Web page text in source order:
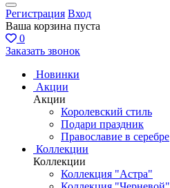
Регистрация Вход
Ваша корзина пуста
0
Заказать звонок
Новинки
Акции
Акции
Королевский стиль
Подари праздник
Православие в серебре
Коллекции
Коллекции
Коллекция "Астра"